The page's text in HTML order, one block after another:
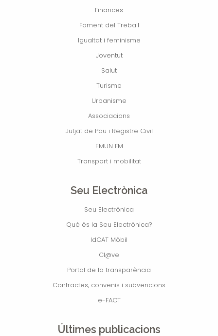
Finances
Foment del Treball
Igualtat i feminisme
Joventut
Salut
Turisme
Urbanisme
Associacions
Jutjat de Pau i Registre Civil
EMUN FM
Transport i mobilitat
Seu Electrònica
Seu Electrònica
Què és la Seu Electrònica?
IdCAT Mòbil
Cl@ve
Portal de la transparència
Contractes, convenis i subvencions
e-FACT
Últimes publicacions